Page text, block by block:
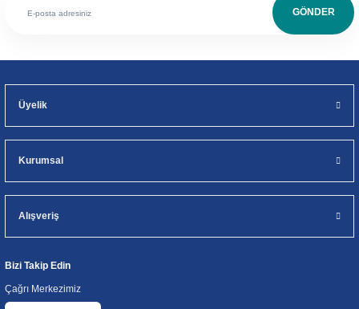
GÖNDER
Üyelik
Kurumsal
Alışveriş
Bizi Takip Edin
Çağrı Merkezimiz